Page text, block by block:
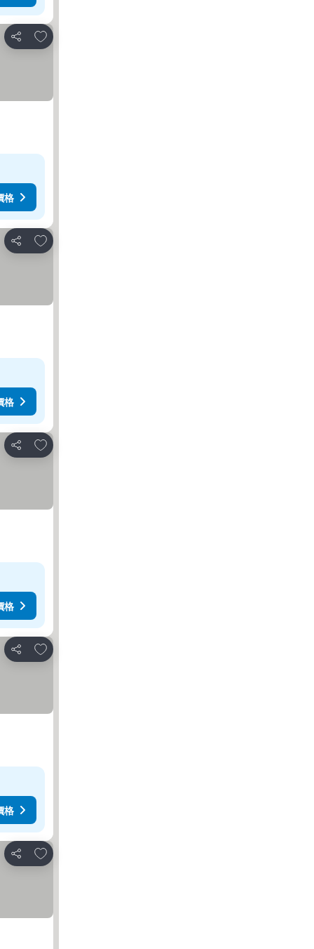
分享
放到收藏夾
格
分享
放到收藏夾
格
分享
放到收藏夾
格
分享
放到收藏夾
格
分享
放到收藏夾